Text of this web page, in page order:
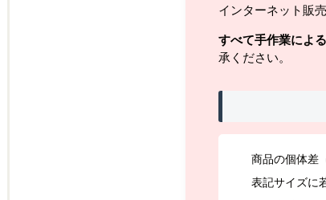
インターネット販
すべて手作業によ
承ください。
商品の個体差
表記サイズに